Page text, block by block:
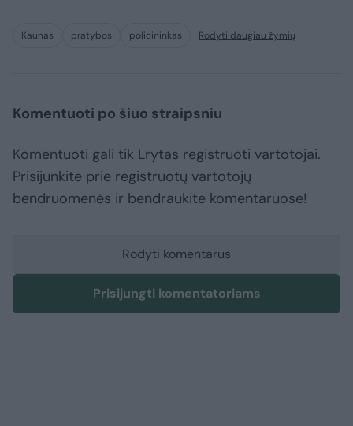
Kaunas pratybos policininkas Rodyti daugiau žymių
Komentuoti po šiuo straipsniu
Komentuoti gali tik Lrytas registruoti vartotojai.
Prisijunkite prie registruotų vartotojų
bendruomenės ir bendraukite komentaruose!
Rodyti komentarus
Prisijungti komentatoriams